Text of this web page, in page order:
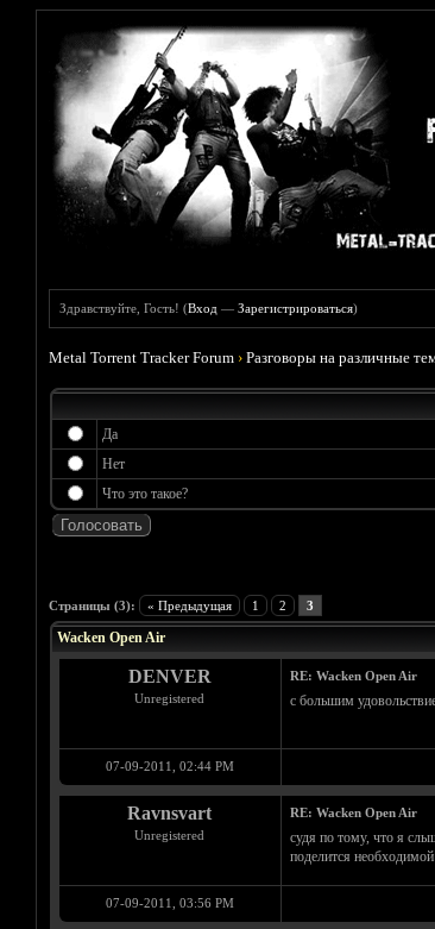
Здравствуйте, Гость! (Вход —Зарегистрироваться)
Metal Torrent Tracker Forum ›Разговоры на различные
Да
Нет
Что это такое?
Страницы (3): « Предыдущая 1 2 3
Голосов: 1 - Средняя оценка: 5
1
2
3
4
5
Wacken Open Air
DENVER
Unregistered
RE: Wacken Open Air
с большим
07-09-2011, 02:44 PM
Ravnsvart
Unregistered
RE: Wacken Open Air
судя по тому, что я
поделится
07-09-2011, 03:56 PM